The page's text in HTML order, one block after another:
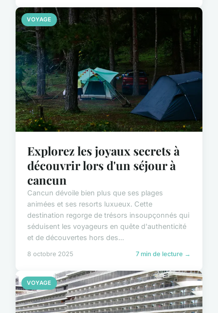
VOYAGE
Explorez les joyaux secrets à
découvrir lors d'un séjour à
cancun
Cancun dévoile bien plus que ses plages
animées et ses resorts luxueux. Cette
destination regorge de trésors insoupçonnés qui
séduisent les voyageurs en quête d'authenticité
et de découvertes hors des...
8 octobre 2025 7 min de lecture →
VOYAGE